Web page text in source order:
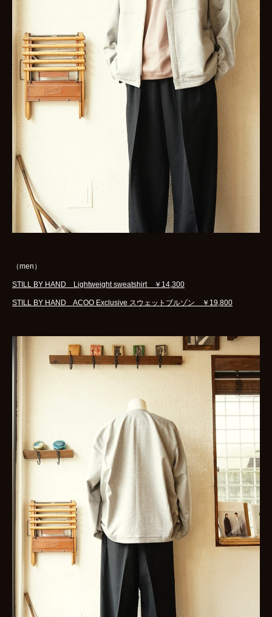
（men）
STILL BY HAND Lightweight sweatshirt ￥14,300
STILL BY HAND ACOO Exclusive スウェットブルゾン ￥19,800